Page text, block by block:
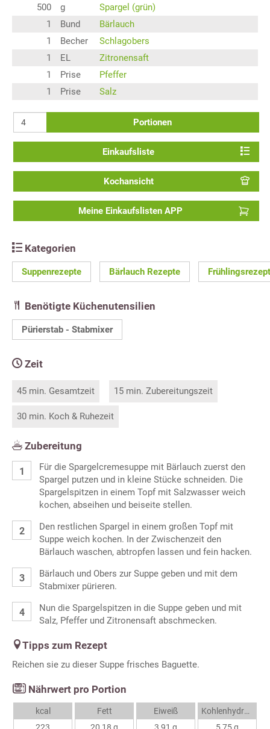
500
g
Spargel (grün)
1
Bund
Bärlauch
1
Becher
Schlagobers
1
EL
Zitronensaft
1
Prise
Pfeffer
1
Prise Salz
Portionen
Einkaufsliste
Kochansicht
Meine Einkaufslisten APP
Kategorien
Suppenrezepte Bärlauch Rezepte
Benötigte Küchenutensilien
Pürierstab - Stabmixer
Zeit
45 min. Gesamtzeit 15 min. Zubereitungszeit
30 min. Koch & Ruhezeit
Zubereitung
Für die Spargelcremesuppe mit Bärlauch zuerst den
Spargel putzen und in kleine Stücke schneiden. Die
Spargelspitzen in einem Topf mit Salzwasser weich
kochen, abseihen und beiseite stellen.
Den restlichen Spargel in einem großen Topf mit
Suppe weich kochen. In der Zwischenzeit den
Bärlauch waschen, abtropfen lassen und fein hacken.
Bärlauch und Obers zur Suppe geben und mit dem
Stabmixer pürieren.
Nun die Spargelspitzen in die Suppe geben und mit
Salz, Pfeffer und Zitronensaft abschmecken.
Tipps zum Rezept
Reichen sie zu dieser Suppe frisches Baguette.
Nährwert pro Portion
kcal
Fett
Eiweiß
Kohlenhydrate